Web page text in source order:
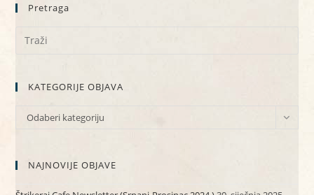
Pretraga
KATEGORIJE OBJAVA
KATEGORIJE
Odaberi kategoriju
NAJNOVIJE OBJAVE